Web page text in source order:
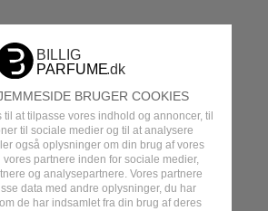
BRUGER COOKIES
at tilpasse vores indhold og annoncer, til
til sociale medier og til at analysere
også oplysninger om din brug af vores
vores partnere inden for sociale medier,
og analysepartnere. Vores partnere
data med andre oplysninger, du har
de har indsamlet fra din brug af deres
POPULÆRE
ARIANA GRANDE
AUSTRALIAN BODYCARE